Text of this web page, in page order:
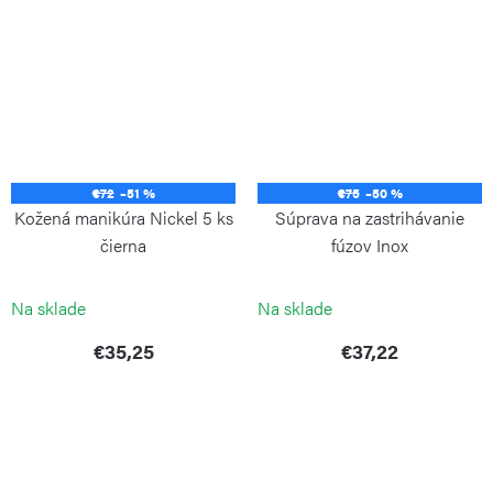
€72 –51 %
Kožená manikúra Nickel 5 ks
čierna
Na sklade
€35,25
€75 –50 %
Súprava na zastrihávanie
fúzov Inox
Na sklade
€37,22